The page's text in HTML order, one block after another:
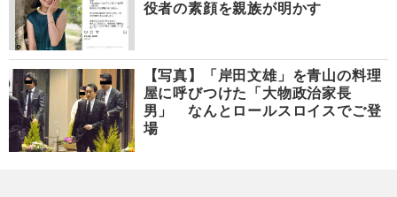
役者の素顔を親族が明かす
【写真】「岸田文雄」を青山の料理
屋に呼びつけた「大物政治家長
男」 なんとロールスロイスでご登
場